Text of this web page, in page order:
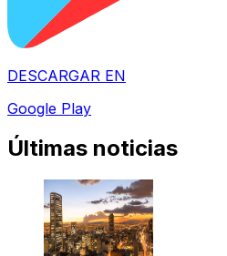
DESCARGAR EN
Google Play
Últimas noticias